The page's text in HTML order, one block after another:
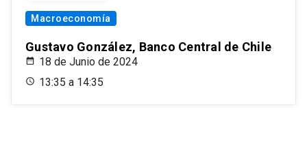
Macroeconomía
Gustavo González, Banco Central de Chile
18 de Junio de 2024
13:35 a 14:35